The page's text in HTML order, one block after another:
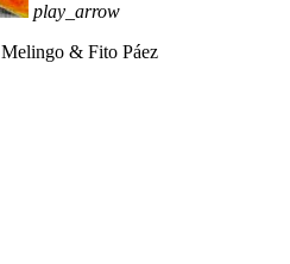
play_arrow
Melingo & Fito Páez